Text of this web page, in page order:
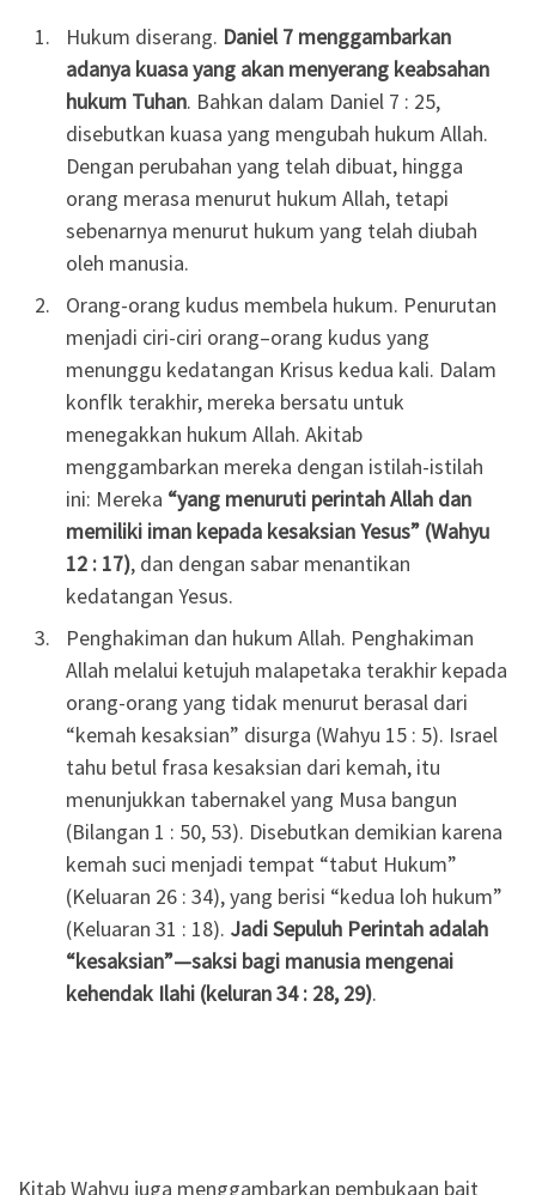
Hukum diserang. Daniel 7 menggambarkan
adanya kuasa yang akan menyerang keabsahan
hukum Tuhan. Bahkan dalam Daniel 7 : 25,
disebutkan kuasa yang mengubah hukum Allah.
Dengan perubahan yang telah dibuat, hingga
orang merasa menurut hukum Allah, tetapi
sebenarnya menurut hukum yang telah diubah
oleh manusia.
Orang-orang kudus membela hukum. Penurutan
menjadi ciri-ciri orang–orang kudus yang
menunggu kedatangan Krisus kedua kali. Dalam
konflk terakhir, mereka bersatu untuk
menegakkan hukum Allah. Akitab
menggambarkan mereka dengan istilah-istilah
ini: Mereka “yang menuruti perintah Allah dan
memiliki iman kepada kesaksian Yesus” (Wahyu
12 : 17), dan dengan sabar menantikan
kedatangan Yesus.
Penghakiman dan hukum Allah. Penghakiman
Allah melalui ketujuh malapetaka terakhir kepada
orang-orang yang tidak menurut berasal dari
“kemah kesaksian” disurga (Wahyu 15 : 5). Israel
tahu betul frasa kesaksian dari kemah, itu
menunjukkan tabernakel yang Musa bangun
(Bilangan 1 : 50, 53). Disebutkan demikian karena
kemah suci menjadi tempat “tabut Hukum”
(Keluaran 26 : 34), yang berisi “kedua loh hukum”
(Keluaran 31 : 18). Jadi Sepuluh Perintah adalah
“kesaksian”—saksi bagi manusia mengenai
kehendak Ilahi (keluran 34 : 28, 29).
Kitab Wahyu juga menggambarkan pembukaan bait